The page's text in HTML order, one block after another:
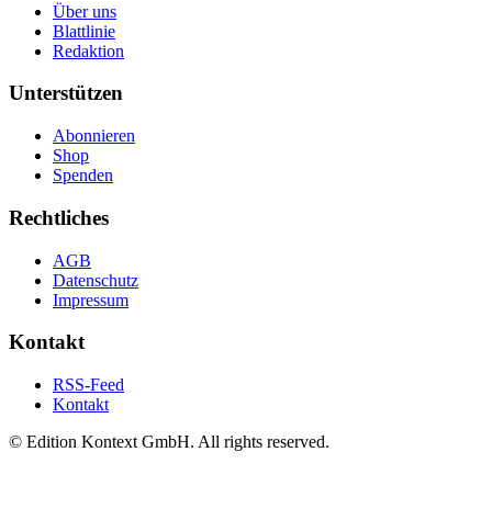
Über uns
Blattlinie
Redaktion
Unterstützen
Abonnieren
Shop
Spenden
Rechtliches
AGB
Datenschutz
Impressum
Kontakt
RSS-Feed
Kontakt
© Edition Kontext GmbH. All rights reserved.